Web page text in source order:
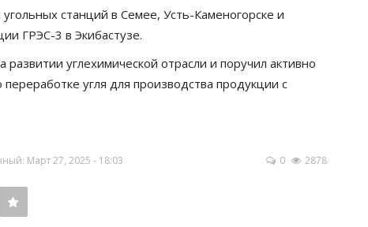
станций в Семее, Усть-Каменогорске и
ГРЭС-3 в Экибастузе.
углехимической отрасли и поручил активно
угля для производства продукции с
Март 27, 2025 - 18:03 0 2878